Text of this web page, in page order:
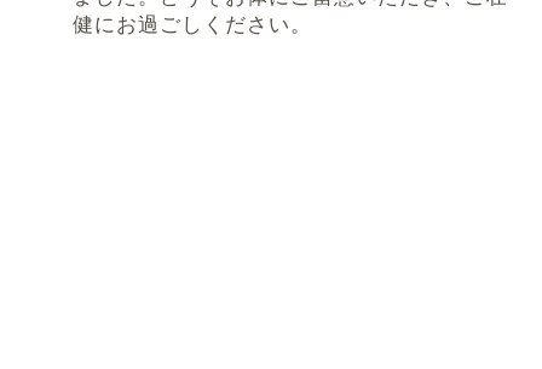
健にお過ごしください。